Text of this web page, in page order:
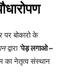
बोकारो के
द्वारा ‘पेड़ लगाओ –
का नेतृत्व संस्थान